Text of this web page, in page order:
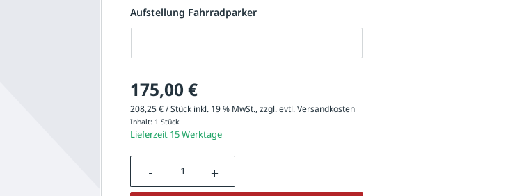
Aufstellung Fahrradparker
Aufstellung Fahrradparker
175,00 €
208,25 € / Stück inkl. 19 % MwSt., zzgl. evtl.Versandkosten
Inhalt: 1 Stück
Lieferzeit 15 Werktage
Produkt Anzahl: Gib den gewünschten Wert ein oder